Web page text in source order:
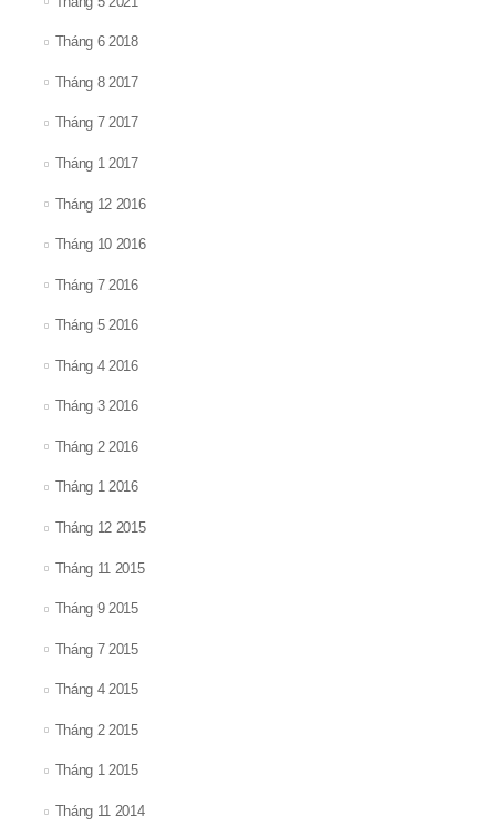
Tháng 6 2018
Tháng 8 2017
Tháng 7 2017
Tháng 1 2017
Tháng 12 2016
Tháng 10 2016
Tháng 7 2016
Tháng 5 2016
Tháng 4 2016
Tháng 3 2016
Tháng 2 2016
Tháng 1 2016
Tháng 12 2015
Tháng 11 2015
Tháng 9 2015
Tháng 7 2015
Tháng 4 2015
Tháng 2 2015
Tháng 1 2015
Tháng 11 2014